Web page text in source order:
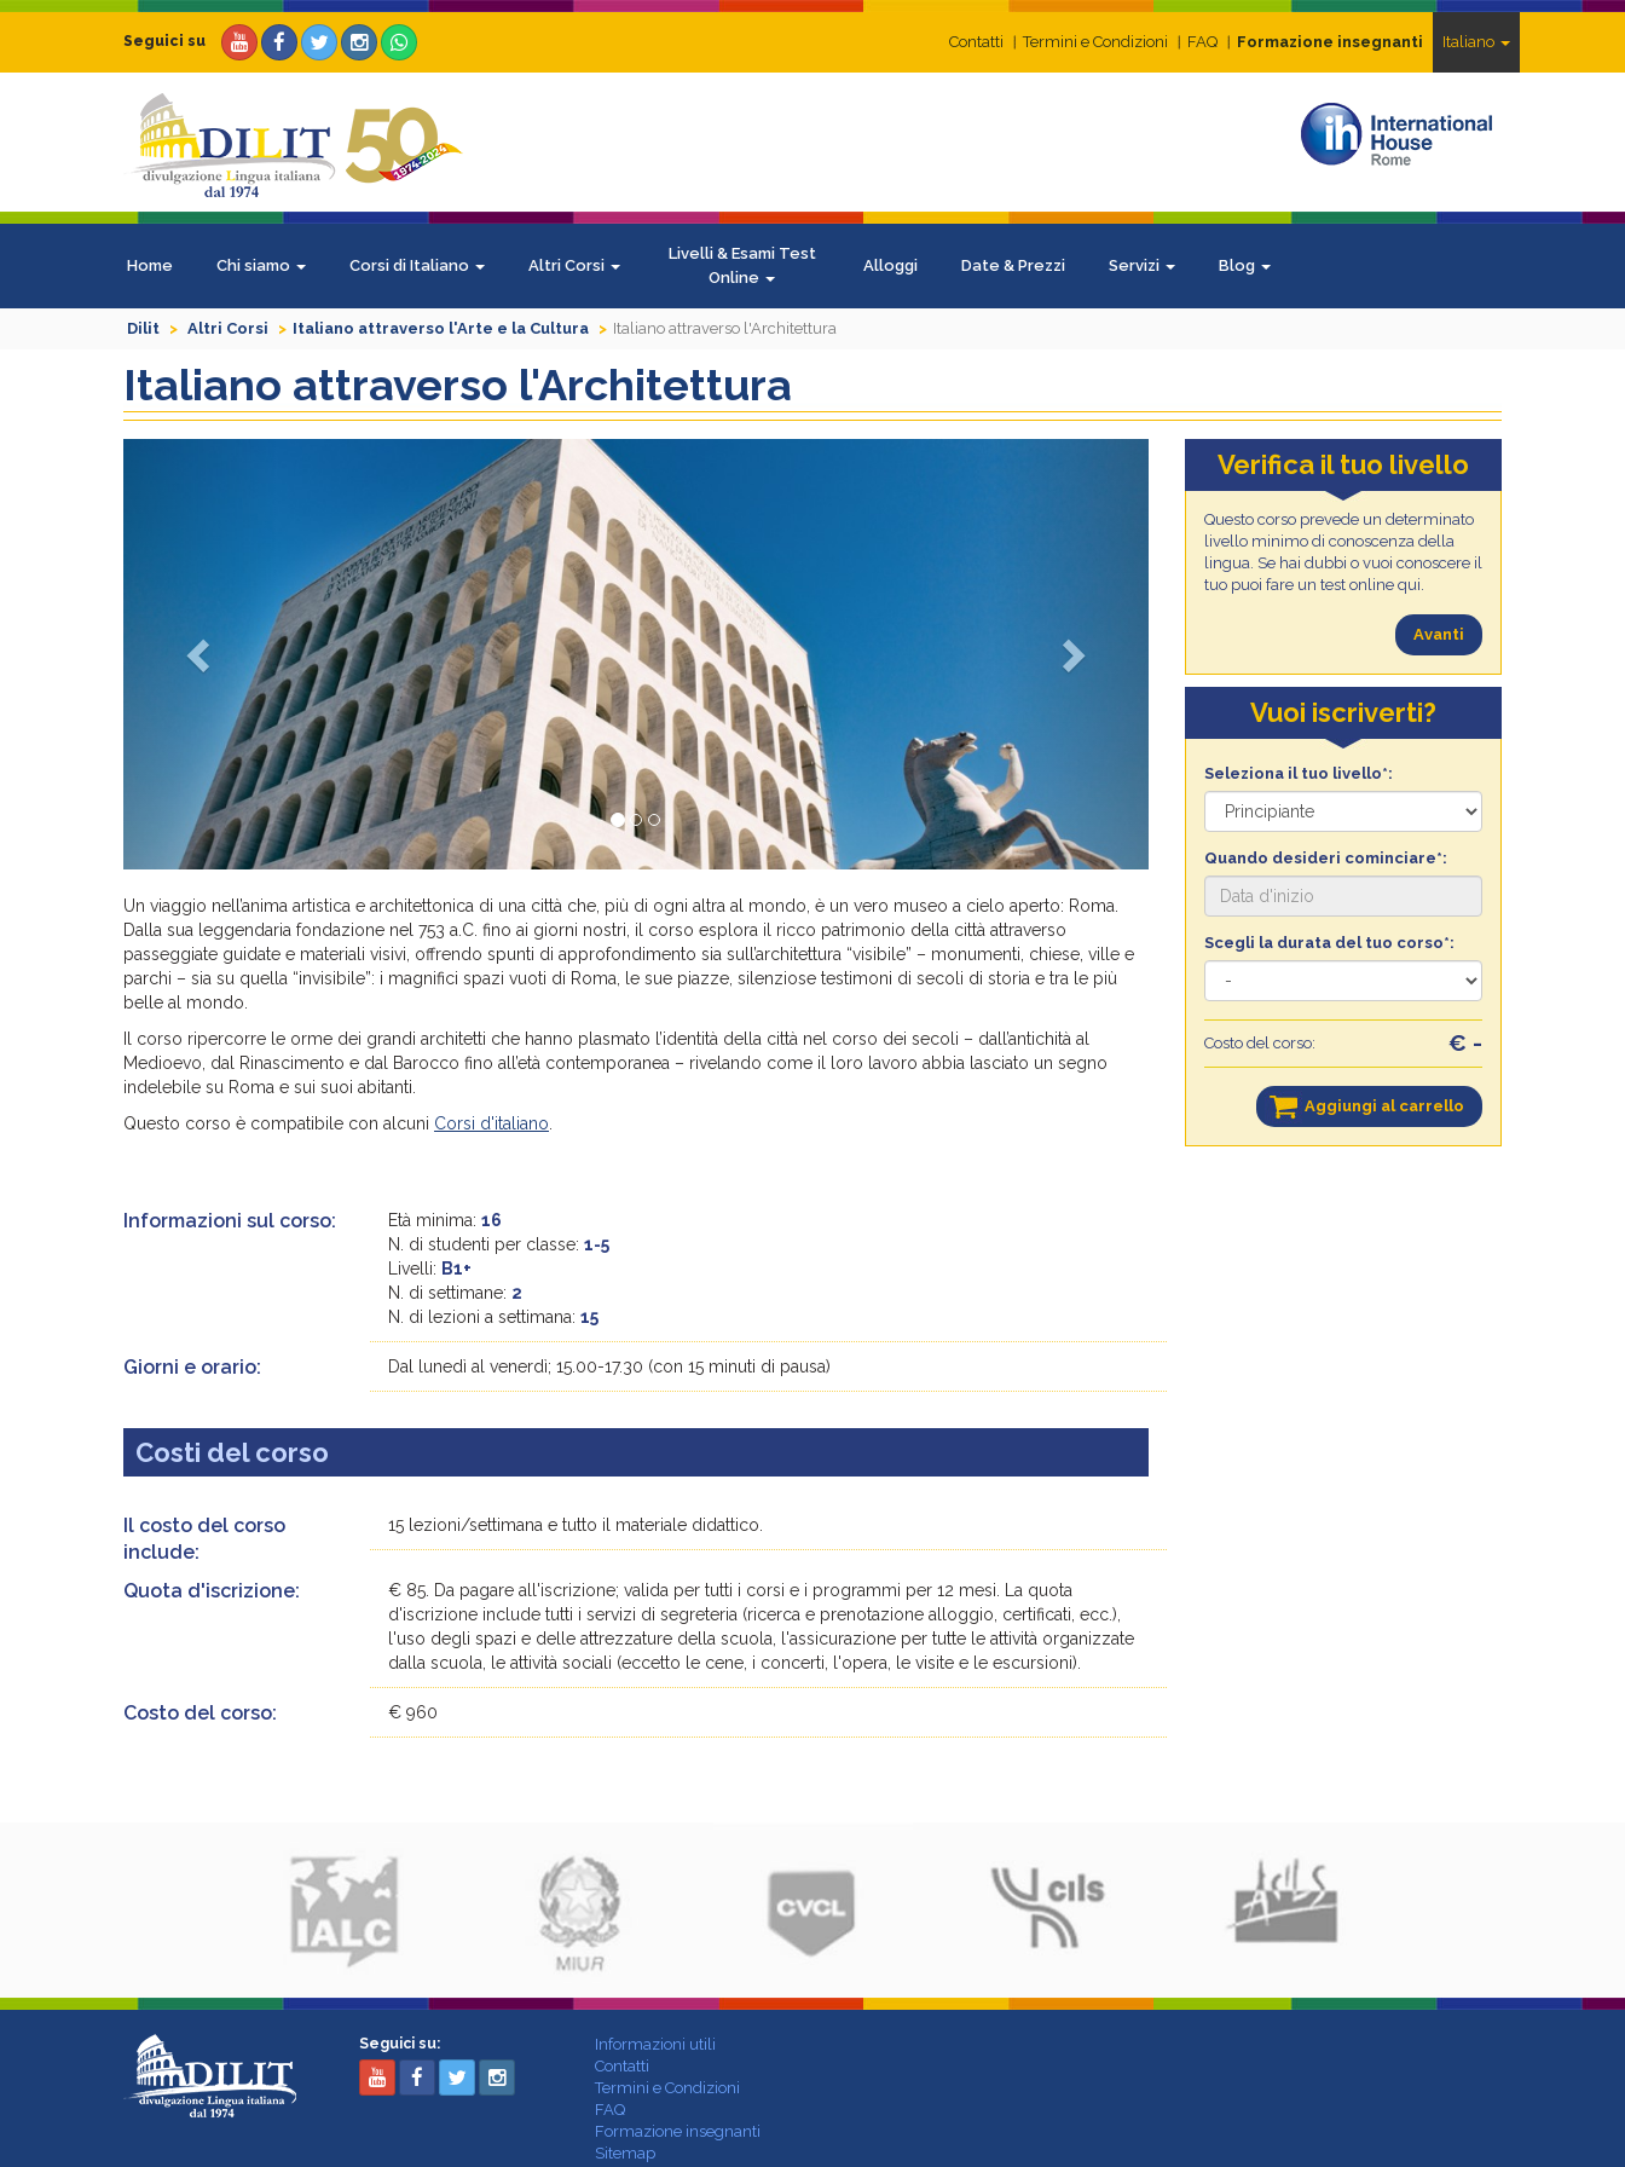
Contatti Termini e Condizioni FAQ Formazione insegnanti Italiano
Seguici su
Home Chi siamo Corsi di Italiano Altri Corsi
Livelli & Esami Test
Online
Alloggi Date & Prezzi Servizi Blog
Dilit Altri Corsi Italiano attraverso l'Arte e la Cultura Italiano attraverso l'Architettura
Italiano attraverso l'Architettura
Un viaggio nell’anima artistica e architettonica di una città che, più di ogni altra al mondo, è un vero museo a cielo aperto: Roma.
Dalla sua leggendaria fondazione nel 753 a.C. fino ai giorni nostri, il corso esplora il ricco patrimonio della città attraverso
passeggiate guidate e materiali visivi, offrendo spunti di approfondimento sia sull’architettura “visibile” – monumenti, chiese, ville e
parchi – sia su quella “invisibile”: i magnifici spazi vuoti di Roma, le sue piazze, silenziose testimoni di secoli di storia e tra le più
belle al mondo.
Il corso ripercorre le orme dei grandi architetti che hanno plasmato l’identità della città nel corso dei secoli – dall’antichità al
Medioevo, dal Rinascimento e dal Barocco fino all’età contemporanea – rivelando come il loro lavoro abbia lasciato un segno
indelebile su Roma e sui suoi abitanti.
Questo corso è compatibile con alcuni Corsi d'italiano
Informazioni sul corso: Età minima:16
N. di studenti per classe:1-5
Livelli: B1+
N. di settimane: 2
N. di lezioni a settimana:15
Giorni e orario: Dal lunedì al venerdì; 15.00-17.30 (con 15 minuti di pausa)
Costi del corso
Il costo del corso
include:
15 lezioni/settimana e tutto il materiale didattico.
Quota d'iscrizione:
€ 85. Da pagare all'iscrizione; valida per tutti i corsi e i programmi per 12 mesi. La quota
d'iscrizione include tutti i servizi di segreteria (ricerca e prenotazione alloggio, certificati, ecc.),
l'uso degli spazi e delle attrezzature della scuola, l'assicurazione per tutte le attività organizzate
dalla scuola, le attività sociali (eccetto le cene, i concerti, l'opera, le visite e le escursioni).
Costo del corso: € 960
Verifica il tuo livello
Questo corso prevede un determinato
livello minimo di conoscenza della
lingua. Se hai dubbi o vuoi conoscere il
tuo puoi fare un test online qui.
Avanti
Vuoi iscriverti?
Seleziona il tuo livello*:
Quando desideri cominciare*:
Scegli la durata del tuo corso*:
Costo del corso: € -
Aggiungi al carrello
Seguici su:
Informazioni utili
Contatti
Termini e Condizioni
FAQ
Formazione insegnanti
Sitemap